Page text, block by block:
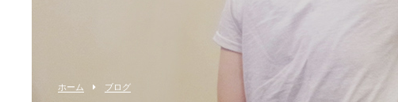
ホーム ブログ